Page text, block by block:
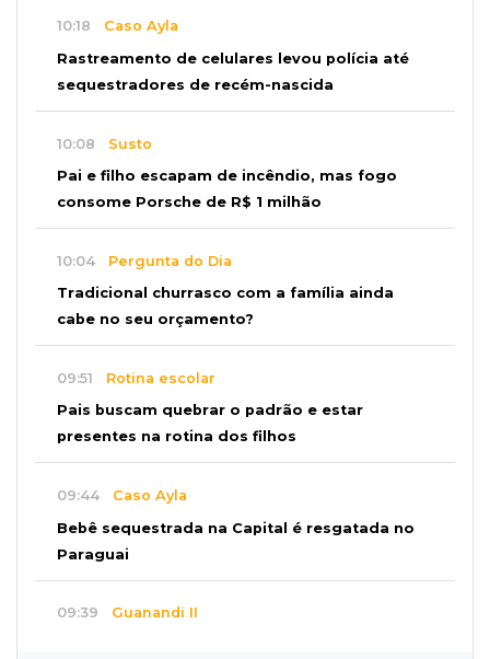
10:18 Caso Ayla
Rastreamento de celulares levou polícia até
sequestradores de recém-nascida
10:08 Susto
Pai e filho escapam de incêndio, mas fogo
consome Porsche de R$ 1 milhão
10:04 Pergunta do Dia
Tradicional churrasco com a família ainda
cabe no seu orçamento?
09:51 Rotina escolar
Pais buscam quebrar o padrão e estar
presentes na rotina dos filhos
09:44 Caso Ayla
Bebê sequestrada na Capital é resgatada no
Paraguai
09:39 Guanandi II